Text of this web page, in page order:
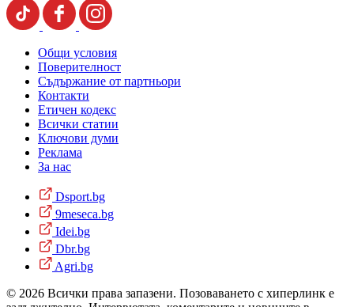
Общи условия
Поверителност
Съдържание от партньори
Контакти
Етичен кодекс
Всички статии
Ключови думи
Реклама
За нас
Dsport.bg
9meseca.bg
Idei.bg
Dbr.bg
Agri.bg
© 2026 Всички права запазени. Позоваването с хиперлинк е